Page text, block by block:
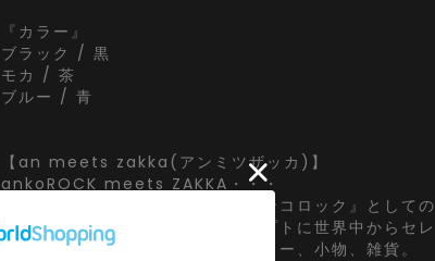
『カラー』
ブラック / 黒
モカ / 茶
ブルー / 青
【an meets zakka(アンミツザッカ)】
ankoROCK meets ZAKKA・・・
アパレルブランド、服屋さん『アンコロック』としての
視点で【ユニセックス】をコンセプトに世界中からセレ
クトしたドラマチックなアクセサリー、小物、雑貨。